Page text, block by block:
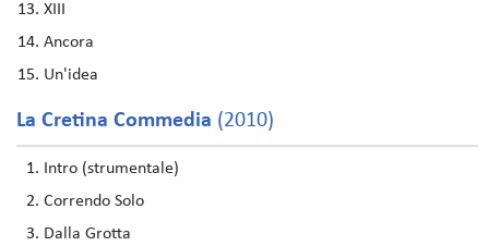
XIII
Ancora
Un'idea
La Cretina Commedia (2010)
Intro (strumentale)
Correndo Solo
Dalla Grotta